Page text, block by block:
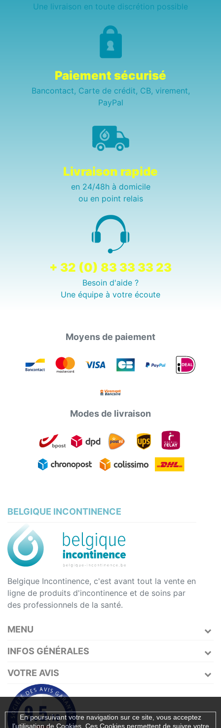
Une livraison en toute discrétion possible
Paiement sécurisé
Bancontact, Carte de crédit, CB, virement,
PayPal
Livraison rapide
en 24/48h à domicile
ou en point relais
+ 32 (0) 83 33 33 23
Besoin d'aide ?
Une équipe à votre écoute
Moyens de paiement
Modes de livraison
BELGIQUE INCONTINENCE
Belgique Incontinence, c'est avant tout la vente en
ligne de produits d'incontinence et de soins par
des professionnels de la santé.
MENU
INFOS GÉNÉRALES
En poursuivant votre navigation sur ce site, vous acceptez
l’utilisation de Cookies. Ces Cookies permettent de suivre votre
VOTRE AVIS